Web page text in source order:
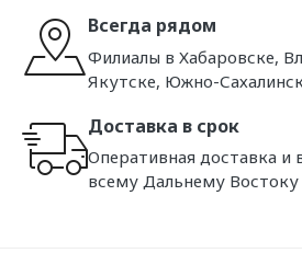
Всегда рядом
Филиалы в Хабаровске,
Якутске, Южно-
Доставка в срок
Оперативная доставка и
всему Дальнему Востоку